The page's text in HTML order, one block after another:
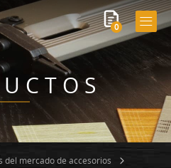
0
del mercado de accesorios